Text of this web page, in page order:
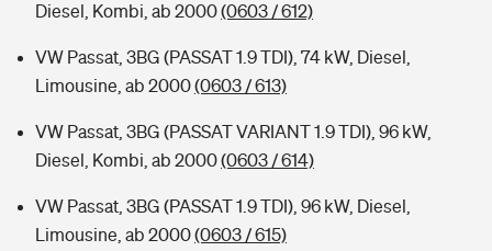
Diesel, Kombi, ab 2000(0603 / 612)
VW Passat, 3BG (PASSAT 1.9 TDI), 74 kW, Diesel,
Limousine, ab 2000(0603 / 613)
VW Passat, 3BG (PASSAT VARIANT 1.9 TDI), 96 kW,
Diesel, Kombi, ab 2000(0603 / 614)
VW Passat, 3BG (PASSAT 1.9 TDI), 96 kW, Diesel,
Limousine, ab 2000(0603 / 615)